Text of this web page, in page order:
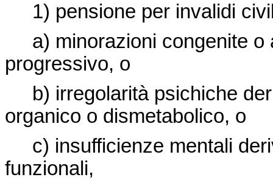
1) pensione per invalidi
a) minorazioni congenite o
progressivo, o
b) irregolarità psichiche
organico o dismetabolico, o
c) insufficienze mentali
funzionali,